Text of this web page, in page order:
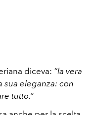
diceva: “la vera
sua eleganza: con
tutto.”